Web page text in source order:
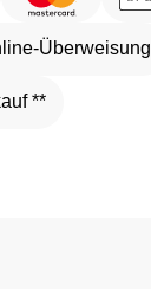
Überweisung
**